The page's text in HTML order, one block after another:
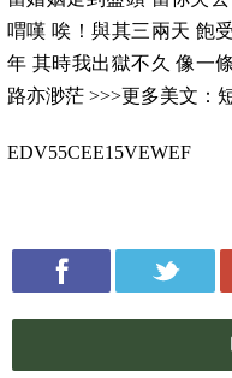
喟嘆 唉！與其三兩天 飽
年 其時我出獄不久 像一
路亦渺茫 >>>更多美文：
EDV55CEE15VEWEF